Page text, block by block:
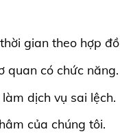
gian theo hợp
quan có chức năng.
dịch vụ sai lệch.
của chúng tôi.